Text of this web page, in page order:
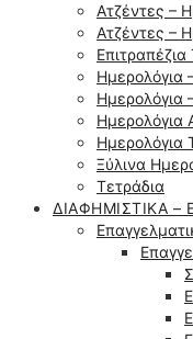
Ατζέντες –
Ατζέντες –
Ημερολόγια
Ημερολόγια
Ημερολόγια
Ημερολόγια
Ξύλινα
Τετράδια
ΔΙΑΦΗΜΙΣΤΙΚΆ –